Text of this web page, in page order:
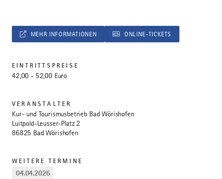
MEHR INFORMATIONEN ONLINE-TICKETS
EINTRITTSPREISE
42,00 - 52,00 Euro
VERANSTALTER
Kur- und Tourismusbetrieb Bad Wörishofen
Luitpold-Leusser-Platz 2
86825 Bad Wörishofen
WEITERE TERMINE
04.04.2026